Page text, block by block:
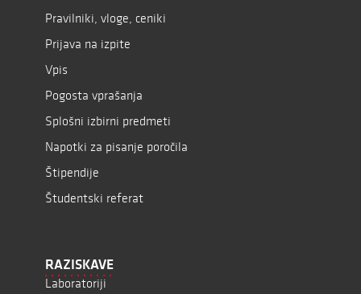
Pravilniki, vloge, ceniki
Prijava na izpite
Vpis
Pogosta vprašanja
Splošni izbirni predmeti
Napotki za pisanje poročila
Štipendije
Študentski referat
RAZISKAVE
Laboratoriji